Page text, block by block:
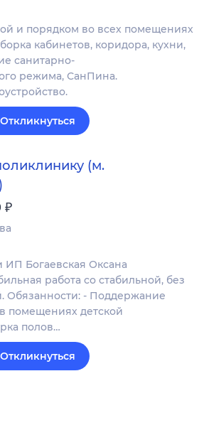
и порядком во всех помещениях
кабинетов, коридора, кухни,
санитарно-
режима, СанПина.
Откликнуться
(м.
₽
ИП Богаевская Оксана
работа со стабильной, без
Обязанности: - Поддержание
помещениях детской
полов…
Откликнуться